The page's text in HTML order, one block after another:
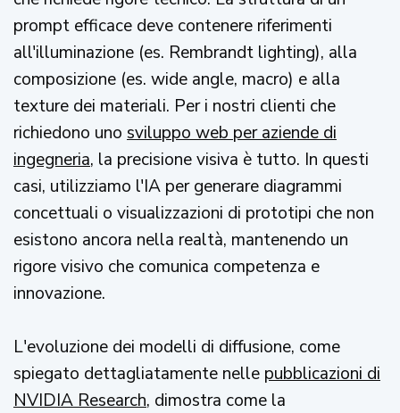
prompt efficace deve contenere riferimenti
all'illuminazione (es. Rembrandt lighting), alla
composizione (es. wide angle, macro) e alla
texture dei materiali. Per i nostri clienti che
richiedono uno sviluppo web per aziende di
ingegneria, la precisione visiva è tutto. In questi
casi, utilizziamo l'IA per generare diagrammi
concettuali o visualizzazioni di prototipi che non
esistono ancora nella realtà, mantenendo un
rigore visivo che comunica competenza e
innovazione.
L'evoluzione dei modelli di diffusione, come
spiegato dettagliatamente nelle pubblicazioni di
NVIDIA Research, dimostra come la